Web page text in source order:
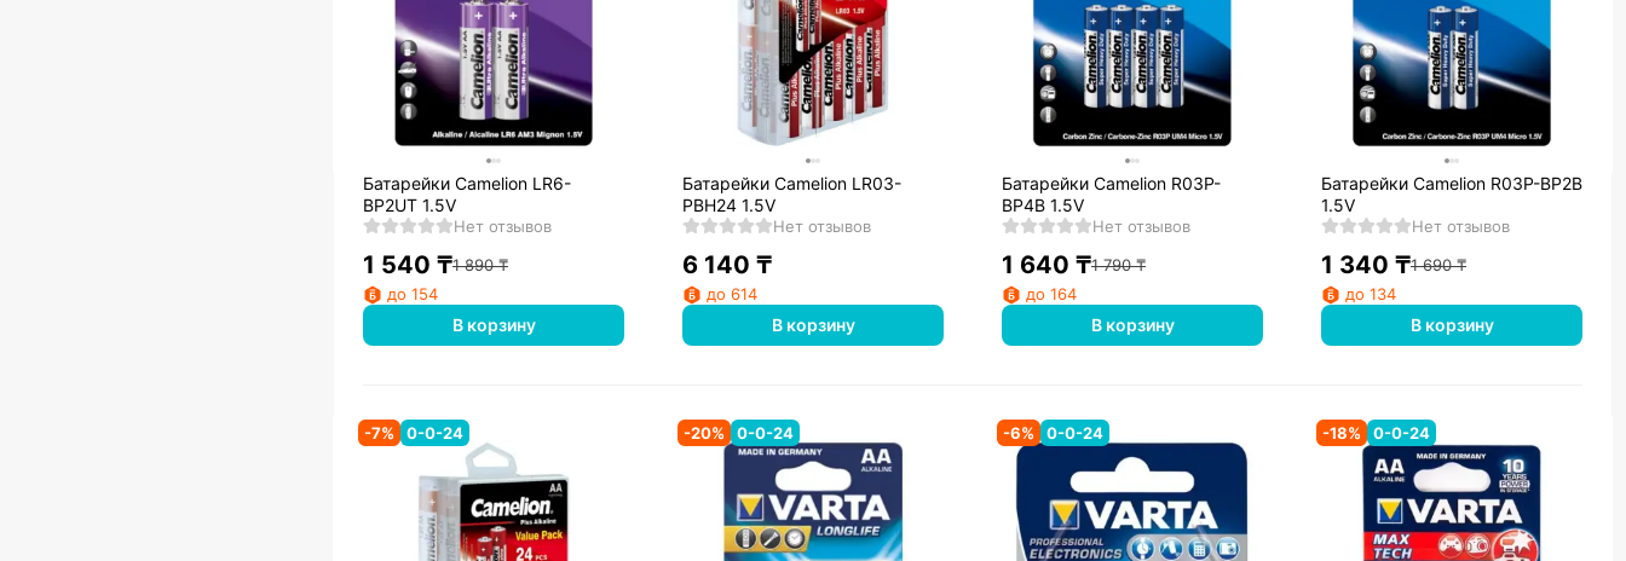
Батарейки Camelion LR6-
BP2UT 1.5V
Нет отзывов
1 540 ₸1 890₸
до 154
В корзину
Батарейки Camelion LR03-
PBH24 1.5V
Нет отзывов
6 140 ₸
до 614
В корзину
Батарейки Camelion R03P-
BP4B 1.5V
Нет отзывов
1 640 ₸1 790₸
до 164
В корзину
Батарейки Camelion R03P-BP2B
1.5V
Нет отзывов
1 340 ₸1 690₸
до 134
В корзину
-7% 0-0-24 -20% 0-0-24 -6% 0-0-24 -18% 0-0-24